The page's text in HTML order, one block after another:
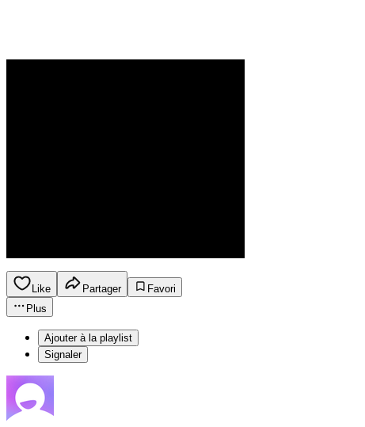
Like Partager
Favori
Plus
Ajouter à la playlist
Signaler